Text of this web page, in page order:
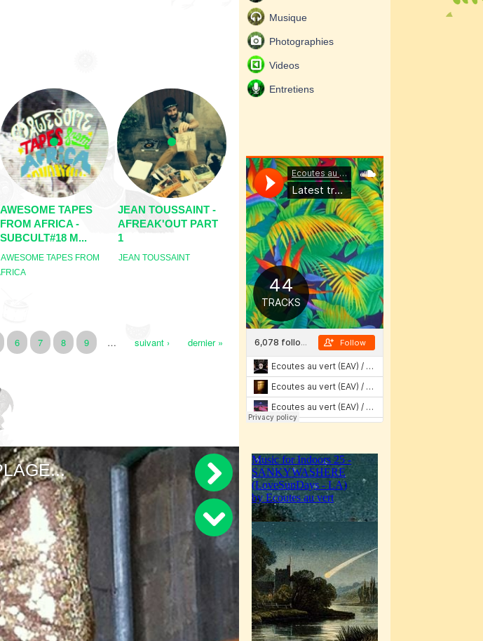
AWESOME TAPES
FROM AFRICA -
SUBCULT#18 M...
AWESOME TAPES FROM
JEAN TOUSSAINT -
AFREAK'OUT PART
1
JEAN TOUSSAINT
6 7 8 9 … suivant › dernier »
Musique
Photographies
Videos
Entretiens